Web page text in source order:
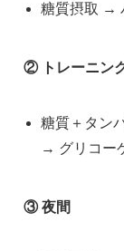
糖質摂取 →
② トレーニン
糖質＋タン
→ グリコー
③ 夜間